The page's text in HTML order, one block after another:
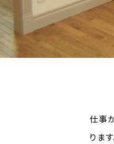
仕事
りま